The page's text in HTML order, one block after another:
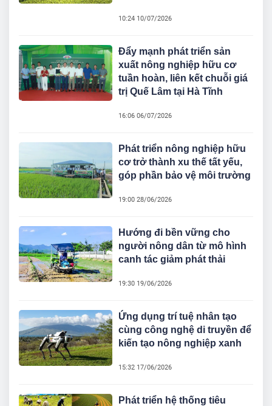
10:24 10/07/2026
Đẩy mạnh phát triển sản
xuất nông nghiệp hữu cơ
tuần hoàn, liên kết chuỗi giá
trị Quế Lâm tại Hà Tĩnh
16:06 06/07/2026
Phát triển nông nghiệp hữu
cơ trở thành xu thế tất yếu,
góp phần bảo vệ môi trường
19:00 28/06/2026
Hướng đi bền vững cho
người nông dân từ mô hình
canh tác giảm phát thải
19:30 19/06/2026
Ứng dụng trí tuệ nhân tạo
cùng công nghệ di truyền để
kiến tạo nông nghiệp xanh
15:32 17/06/2026
Phát triển hệ thống tiêu